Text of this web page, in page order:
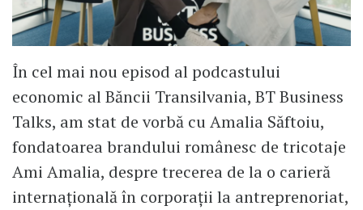
În cel mai nou episod al podcastului
economic al Băncii Transilvania, BT Business
Talks, am stat de vorbă cu Amalia Săftoiu,
fondatoarea brandului românesc de tricotaje
Ami Amalia, despre trecerea de la o carieră
internațională în corporații la antreprenoriat,